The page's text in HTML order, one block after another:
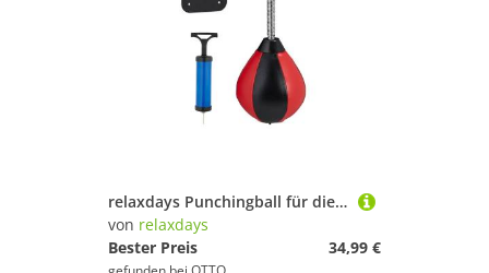
relaxdays Punchingball für die Wand
von relaxdays
Bester Preis
34,99 €